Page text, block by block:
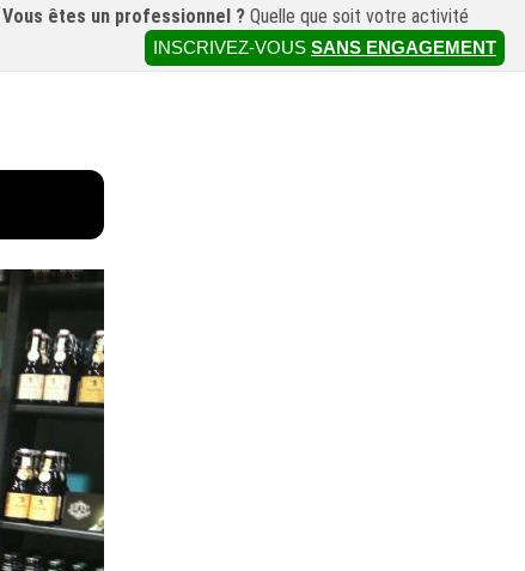
Vous êtes un professionnel ? Quelle que soit votre activité
INSCRIVEZ-VOUS SANS ENGAGEMENT